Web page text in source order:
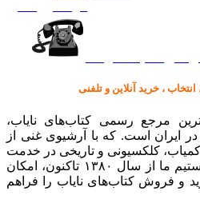
، خرید آنلاین و تلفنی
مرجع رسمی کتاب‌های نایاب،
ایران است. که با آرشیوی غنی از
کلکسیونی و تاریخی در خدمت
دوست‌داران فرهنگ و ادب هستیم ما از سال ۱۳۸۰ تاکنون، امکان
و فروش کتاب‌های نایاب را فراهم